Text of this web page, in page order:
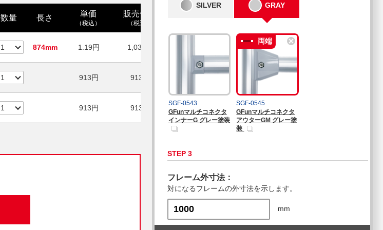
数量 長さ 単価
（税込）
販売価格
（税込）
874mm 1.19円 1,037
913円 913
913円 913
SILVER GRAY
SGF-0543
GFunマルチコネクタ
インナーG グレー塗装
SGF-0545
GFunマルチコネクタ
アウターGM グレー塗
装
STEP 3
フレーム外寸法：
対になるフレームの外寸法を示します。
mm